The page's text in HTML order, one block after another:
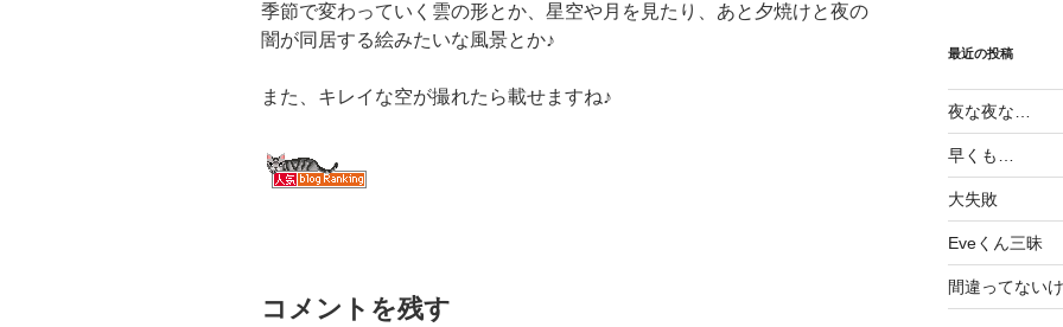
季節で変わっていく雲の形とか、星空や月を見たり、あと夕焼けと夜の
闇が同居する絵みたいな風景とか♪
また、キレイな空が撮れたら載せますね♪
コメントを残す
最近の投稿
夜な夜な…
早くも…
大失敗
Eveくん三昧
間違ってない